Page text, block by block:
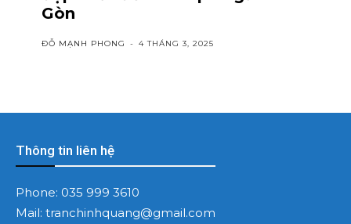
Gòn
ĐỖ MẠNH PHONG - 4 THÁNG 3, 2025
Thông tin liên hệ
Phone: 035 999 3610
Mail: tranchinhquang@gmail.com